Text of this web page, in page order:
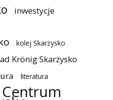
inwestycje
kolej Skarżysko
Krönig Skarżysko
literatura